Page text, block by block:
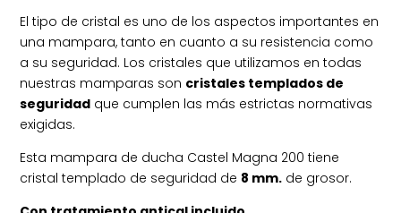
El tipo de cristal es uno de los aspectos importantes en
una mampara, tanto en cuanto a su resistencia como
a su seguridad. Los cristales que utilizamos en todas
nuestras mamparas son cristales templados de
seguridad que cumplen las más estrictas normativas
exigidas.
Esta mampara de ducha Castel Magna 200 tiene
cristal templado de seguridad de 8 mm. de grosor.